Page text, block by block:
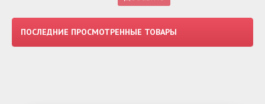
ПОСЛЕДНИЕ ПРОСМОТРЕННЫЕ ТОВАРЫ